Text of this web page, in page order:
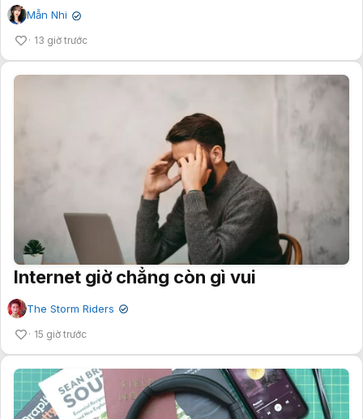
Mẫn Nhi ✔
13 giờ trước
Internet giờ chẳng còn gì vui
The Storm Riders ✔
15 giờ trước